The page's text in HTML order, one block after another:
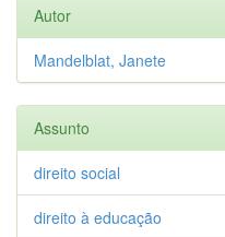
Autor
Mandelblat, Janete
Assunto
direito social
direito à educação